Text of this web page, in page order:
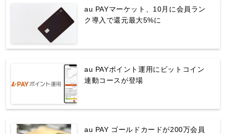
au PAYマーケット、10月に会員ラン
ク導入で還元最大5%に
au PAYポイント運用にビットコイン
連動コースが登場
au PAY ゴールドカードが200万会員